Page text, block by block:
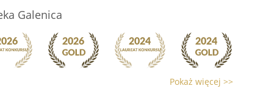
Galenica
Pokaż więcej >>